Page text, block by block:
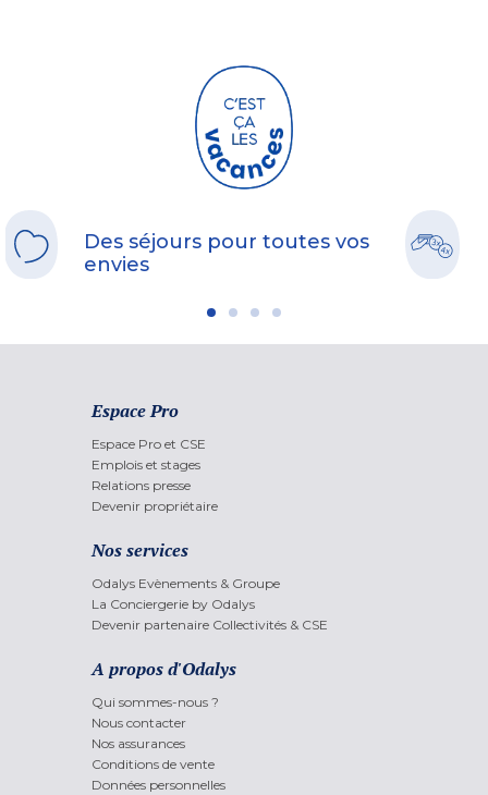
Des séjours pour toutes vos
envies
Espace Pro
Espace Pro et CSE
Emplois et stages
Relations presse
Devenir propriétaire
Nos services
Odalys Evènements & Groupe
La Conciergerie by Odalys
Devenir partenaire Collectivités & CSE
A propos d'Odalys
Qui sommes-nous ?
Nous contacter
Nos assurances
Conditions de vente
Données personnelles